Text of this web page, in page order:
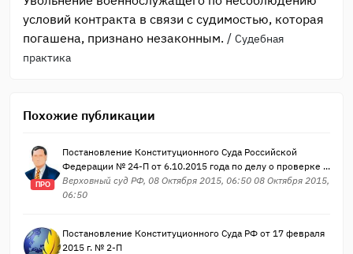
условий контракта в связи с судимостью, которая
погашена, признано незаконным. / Судебная
практика
Похожие публикации
ПРО
Постановление Конституционного Суда Российской
Федерации № 24-П от 6.10.2015 года по делу о проверке ...
Верховный суд РФ, 08 Октября 2015, 06:50 08 Октября 2015,
06:50
Постановление Конституционного Суда РФ от 17 февраля
2015 г. № 2-П